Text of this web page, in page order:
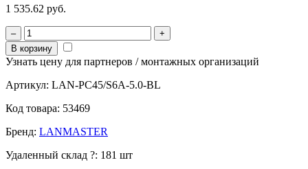
1 535.62 руб.
–
+
В корзину
Узнать цену для партнеров / монтажных организаций
Артикул: LAN-PC45/S6A-5.0-BL
Код товара: 53469
Бренд: LANMASTER
Удаленный склад ?: 181 шт